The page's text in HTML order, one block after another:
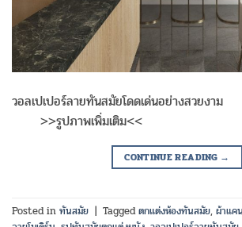
วอลเปเปอร์ลายทันสมัยโดดเด่น
>>รูปภาพเพิ่มเติม<<
CONTINUE READING →
Posted in ทันสมัย | Taggedตกแต่งห้องทันสมัย, ผ้าแค